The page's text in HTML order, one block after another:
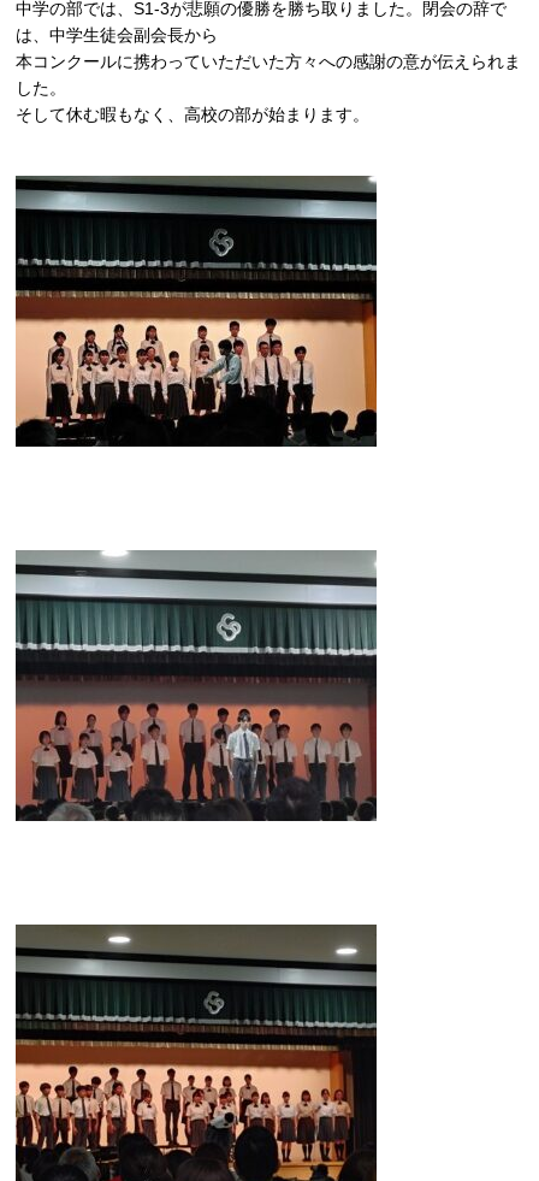
中学の部では、S1-3が悲願の優勝を勝ち取りました。閉会の辞で
は、中学生徒会副会長から
本コンクールに携わっていただいた方々への感謝の意が伝えられま
した。
そして休む暇もなく、高校の部が始まります。